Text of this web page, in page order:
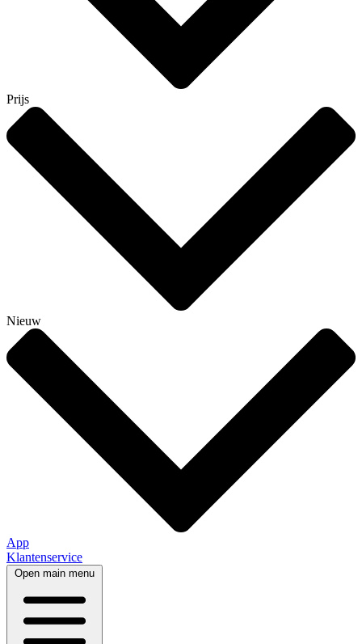
Prijs
Nieuw
App
Klantenservice
Open main menu